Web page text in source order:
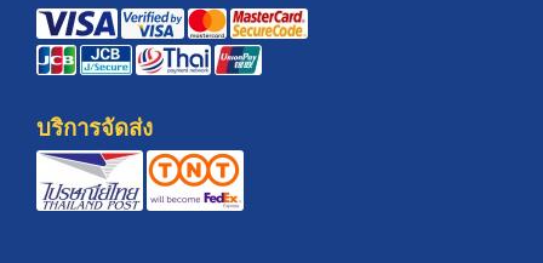
บริการจัดส่ง